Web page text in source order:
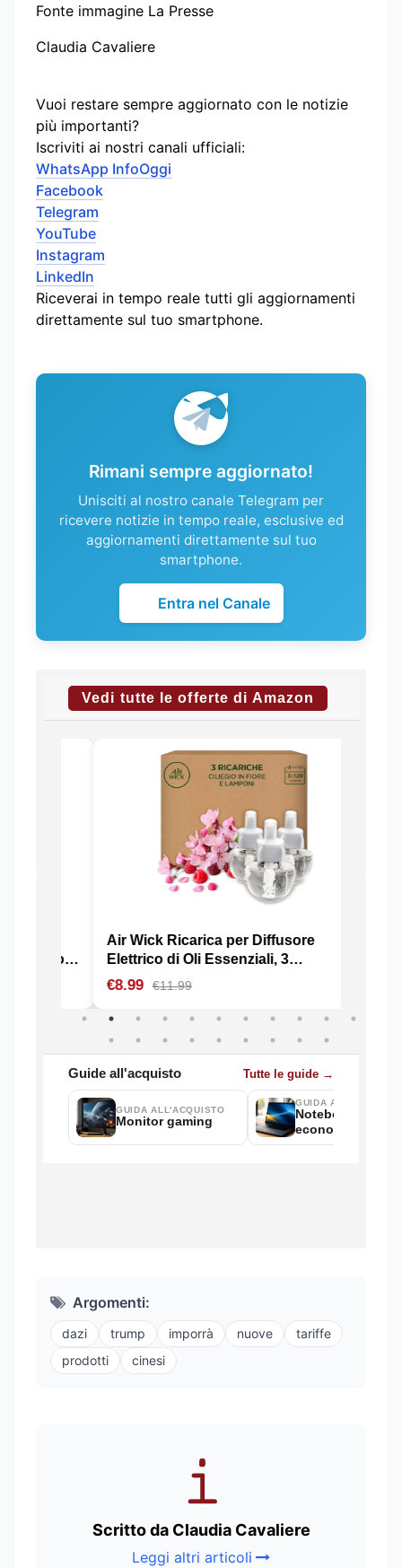
Fonte immagine La Presse
Claudia Cavaliere
Vuoi restare sempre aggiornato con le notizie
più importanti?
Iscriviti ai nostri canali ufficiali:
WhatsApp InfoOggi
Facebook
Telegram
YouTube
Instagram
LinkedIn
Riceverai in tempo reale tutti gli aggiornamenti
direttamente sul tuo smartphone.
Rimani sempre aggiornato!
Unisciti al nostro canale Telegram per
ricevere notizie in tempo reale, esclusive ed
aggiornamenti direttamente sul tuo
smartphone.
Entra nel Canale
Argomenti:
dazi trump imporrà nuove
tariffe
prodotti
cinesi
Scritto da Claudia Cavaliere
Leggi altri articoli